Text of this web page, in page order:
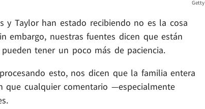
Getty
y Taylor han estado recibiendo no es la cosa
embargo, nuestras fuentes dicen que están
tener un poco más de paciencia.
esto, nos dicen que la familia entera
que cualquier comentario —especialmente